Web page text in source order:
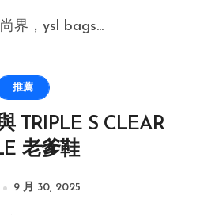
尚界，ysl bags...
推薦
TRIPLE S CLEAR
老爹鞋
9 月 30, 2025